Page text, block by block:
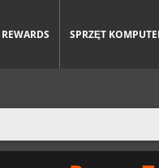
REWARDS SPRZĘT